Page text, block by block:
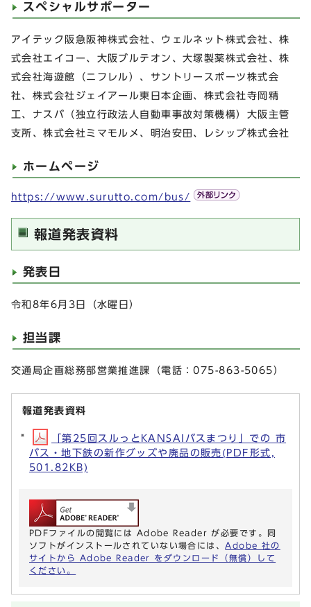
スペシャルサポーター
アイテック阪急阪神株式会社、ウェルネット株式会社、株
式会社エイコー、大阪ブルテオン、大塚製薬株式会社、株
式会社海遊館（ニフレル）、サントリースポーツ株式会
社、株式会社ジェイアール東日本企画、株式会社寺岡精
工、ナスバ（独立行政法人自動車事故対策機構）大阪主管
支所、株式会社ミマモルメ、明治安田、レシップ株式会社
ホームページ
https://www.surutto.com/bus/
報道発表資料
発表日
令和8年6月3日（水曜日）
担当課
交通局企画総務部営業推進課（電話：075-863-5065）
報道発表資料
「第25回スルっとKANSAIバスまつり」での 市
バス・地下鉄の新作グッズや廃品の販売(PDF形式,
501.82KB)
PDFファイルの閲覧には Adobe Reader が必要です。同
ソフトがインストールされていない場合には、 Adobe 社の
サイトから Adobe Reader をダウンロード（無償）して
ください。